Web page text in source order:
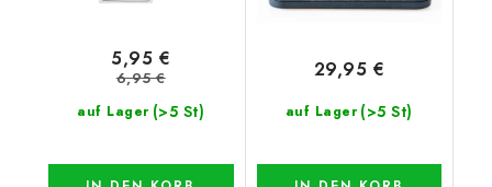
auf Lager (>5 St)
5,95 €
6,95 €
auf Lager (>5 St)
29,95 €